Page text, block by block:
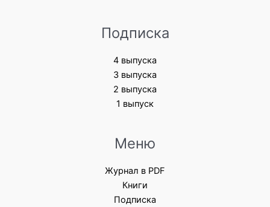
Подписка
4 выпуска
3 выпуска
2 выпуска
1 выпуск
Меню
Журнал в PDF
Книги
Подписка